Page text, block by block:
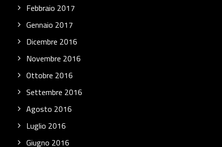
Febbraio 2017
Gennaio 2017
Dicembre 2016
Novembre 2016
Ottobre 2016
Settembre 2016
Agosto 2016
Luglio 2016
Giugno 2016